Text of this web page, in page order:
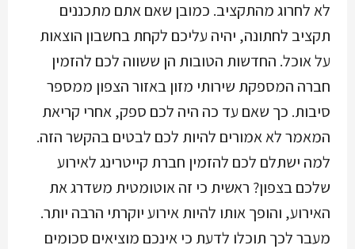
לא לחרוג מהתקציב. כמובן שאם אתם מתכננים
תקציב לחתונה, יהיה עליכם לקחת בחשבון הוצאות
על אוכל. החדשות הטובות הן ששווה לכם להזמין
חברה המספקת שירותי מזון באזור הצפון ממספר
סיבות. כך שאם עד כה היה לכם ספק, אחרי קריאת
המאמר לא אמורים להיות לכם לבטים בהקשר הזה.
למה ישתלם לכם להזמין חברת קייטרינג לאירוע
שלכם בצפון? ראשית כי זה אוטומטית משדרג את
האירוע, והופך אותו להיות אירוע יוקרתי הרבה יותר.
מעבר לכך תוכלו לדעת כי אינכם מוציאים סכומים